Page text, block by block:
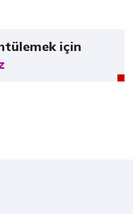
için